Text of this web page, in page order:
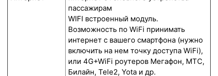
пассажирам
WIFI встроенный модуль.
Возможность по WiFi принимать
интернет с вашего смартфона (нужно
включить на нем точку доступа WiFi),
или 4G+WiFi роутеров Мегафон, МТС,
Билайн, Tele2, Yota и др.